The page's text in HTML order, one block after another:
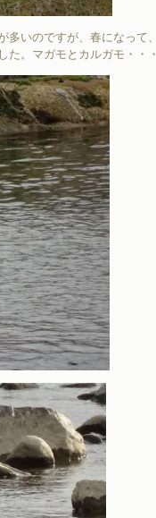
いのですが、春になって、
た。マガモとカルガモ・・・